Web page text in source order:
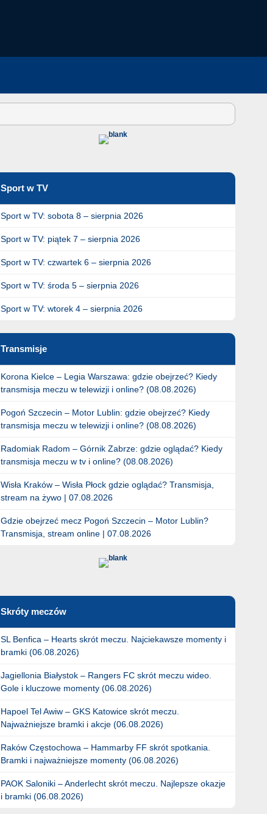
Sport w TV
Sport w TV: sobota 8 – sierpnia 2026
Sport w TV: piątek 7 – sierpnia 2026
Sport w TV: czwartek 6 – sierpnia 2026
Sport w TV: środa 5 – sierpnia 2026
Sport w TV: wtorek 4 – sierpnia 2026
Transmisje
Korona Kielce – Legia Warszawa: gdzie obejrzeć? Kiedy
transmisja meczu w telewizji i online? (08.08.2026)
Pogoń Szczecin – Motor Lublin: gdzie obejrzeć? Kiedy
transmisja meczu w telewizji i online? (08.08.2026)
Radomiak Radom – Górnik Zabrze: gdzie oglądać? Kiedy
transmisja meczu w tv i online? (08.08.2026)
Wisła Kraków – Wisła Płock gdzie oglądać? Transmisja,
stream na żywo | 07.08.2026
Gdzie obejrzeć mecz Pogoń Szczecin – Motor Lublin?
Transmisja, stream online | 07.08.2026
Skróty meczów
SL Benfica – Hearts skrót meczu. Najciekawsze momenty i
bramki (06.08.2026)
Jagiellonia Białystok – Rangers FC skrót meczu wideo.
Gole i kluczowe momenty (06.08.2026)
Hapoel Tel Awiw – GKS Katowice skrót meczu.
Najważniejsze bramki i akcje (06.08.2026)
Raków Częstochowa – Hammarby FF skrót spotkania.
Bramki i najważniejsze momenty (06.08.2026)
PAOK Saloniki – Anderlecht skrót meczu. Najlepsze okazje
i bramki (06.08.2026)